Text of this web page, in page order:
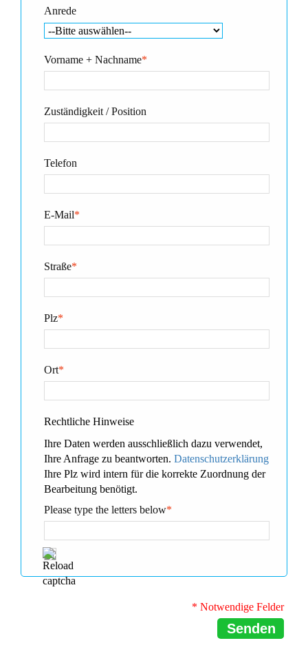
Anrede
*
Vorname + Nachname
Zuständigkeit / Position
Telefon
*
E-Mail
*
Straße
*
Plz
*
Ort
Rechtliche Hinweise
Ihre Daten werden ausschließlich dazu verwendet,
Ihre Anfrage zu beantworten. Datenschutzerklärung
Ihre Plz wird intern für die korrekte Zuordnung der
Bearbeitung benötigt.
*
Please type the letters below
* Notwendige Felder
Senden